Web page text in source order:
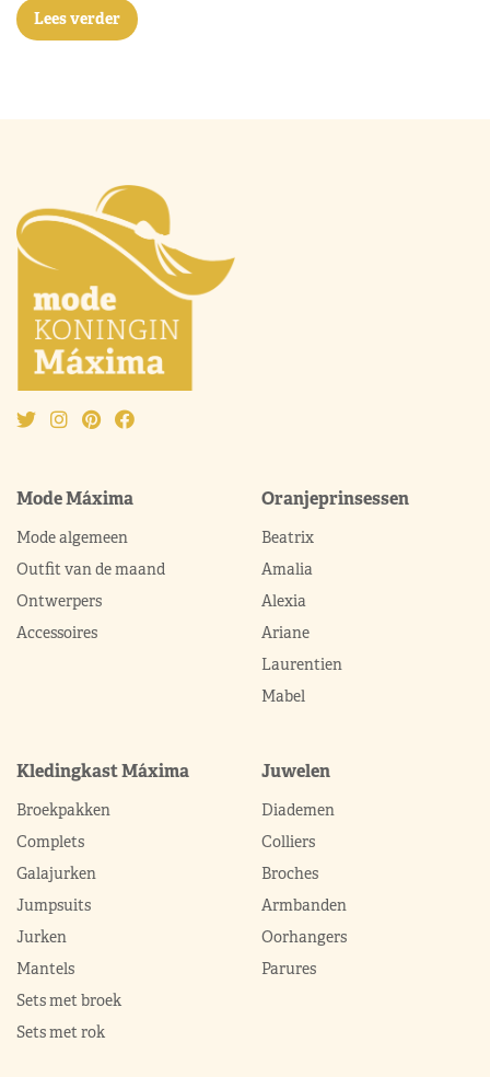
Lees verder
Mode Máxima
Mode algemeen
Outfit van de maand
Ontwerpers
Accessoires
Oranjeprinsessen
Beatrix
Amalia
Alexia
Ariane
Laurentien
Mabel
Kledingkast Máxima
Broekpakken
Complets
Galajurken
Jumpsuits
Jurken
Mantels
Sets met broek
Sets met rok
Juwelen
Diademen
Colliers
Broches
Armbanden
Oorhangers
Parures